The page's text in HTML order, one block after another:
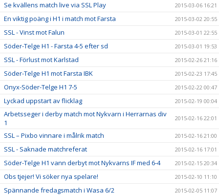
Se kvällens match live via SSL Play 2015-03-06 16:21
En viktig poäng i H1 i match mot Farsta 2015-03-02 20:55
SSL - Vinst mot Falun 2015-03-01 22:55
Söder-Telge H1 - Farsta 4-5 efter sd 2015-03-01 19:53
SSL - Förlust mot Karlstad 2015-02-26 21:16
Söder-Telge H1 mot Farsta IBK 2015-02-23 17:45
Onyx-Söder-Telge H1 7-5 2015-02-22 00:47
Lyckad uppstart av flicklag 2015-02-19 00:04
Arbetsseger i derby match mot Nykvarn i Herrarnas div
1
2015-02-16 22:01
SSL – Pixbo vinnare i målrik match 2015-02-16 21:00
SSL - Saknade matchreferat 2015-02-16 17:01
Söder-Telge H1 vann derbyt mot Nykvarns IF med 6-4 2015-02-15 20:34
Obs tjejer! Vi söker nya spelare! 2015-02-10 11:10
Spännande fredagsmatch i Wasa 6/2 2015-02-05 11:07